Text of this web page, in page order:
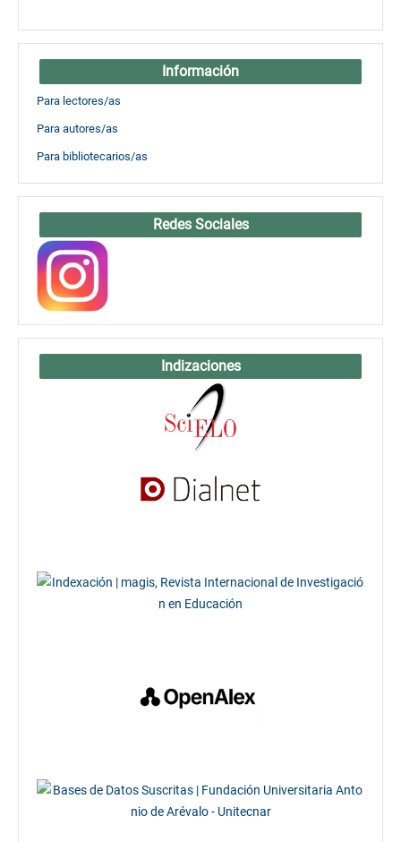
Información
Para lectores/as
Para autores/as
Para bibliotecarios/as
Redes Sociales
Indizaciones